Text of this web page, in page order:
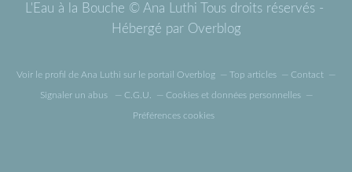
L'Eau à la Bouche © Ana Luthi Tous droits réservés -
Hébergé par Overblog
Voir le profil de Ana Luthi sur le portail Overblog Top articles Contact
Signaler un abus C.G.U. Cookies et données personnelles
Préférences cookies